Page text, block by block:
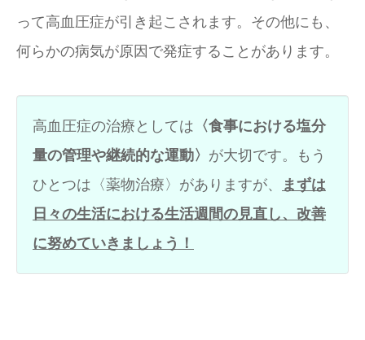
って高血圧症が引き起こされます。その他にも、
何らかの病気が原因で発症することがあります。
高血圧症の治療としては 〈食事における塩分
量の管理や継続的な運動〉 が大切です。もう
ひとつは〈薬物治療〉がありますが、
まずは
日々の生活における生活週間の見直し、改善
に努めていきましょう！